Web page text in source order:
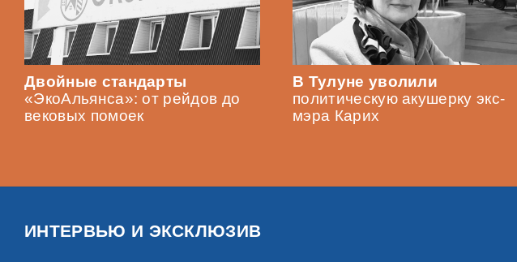
Двойные стандарты
«ЭкоАльянса»: от рейдов до
вековых помоек
В Тулуне уволили
политическую акушерку экс-
мэра Карих
ИНТЕРВЬЮ И ЭКСКЛЮЗИВ